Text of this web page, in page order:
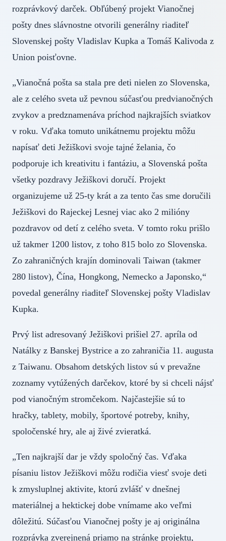
rozprávkový darček. Obľúbený projekt Vianočnej
pošty dnes slávnostne otvorili generálny riaditeľ
Slovenskej pošty Vladislav Kupka a Tomáš Kalivoda z
Union poisťovne.
„Vianočná pošta sa stala pre deti nielen zo Slovenska,
ale z celého sveta už pevnou súčasťou predvianočných
zvykov a predznamenáva príchod najkrajších sviatkov
v roku. Vďaka tomuto unikátnemu projektu môžu
napísať deti Ježiškovi svoje tajné želania, čo
podporuje ich kreativitu i fantáziu, a Slovenská pošta
všetky pozdravy Ježiškovi doručí. Projekt
organizujeme už 25-ty krát a za tento čas sme doručili
Ježiškovi do Rajeckej Lesnej viac ako 2 milióny
pozdravov od detí z celého sveta. V tomto roku prišlo
už takmer 1200 listov, z toho 815 bolo zo Slovenska.
Zo zahraničných krajín dominovali Taiwan (takmer
280 listov), Čína, Hongkong, Nemecko a Japonsko,“
povedal generálny riaditeľ Slovenskej pošty Vladislav
Kupka.
Prvý list adresovaný Ježiškovi prišiel 27. apríla od
Natálky z Banskej Bystrice a zo zahraničia 11. augusta
z Taiwanu. Obsahom detských listov sú v prevažne
zoznamy vytúžených darčekov, ktoré by si chceli nájsť
pod vianočným stromčekom. Najčastejšie sú to
hračky, tablety, mobily, športové potreby, knihy,
spoločenské hry, ale aj živé zvieratká.
„Ten najkrajší dar je vždy spoločný čas. Vďaka
písaniu listov Ježiškovi môžu rodičia viesť svoje deti
k zmysluplnej aktivite, ktorú zvlášť v dnešnej
materiálnej a hektickej dobe vnímame ako veľmi
dôležitú. Súčasťou Vianočnej pošty je aj originálna
rozprávka zverejnená priamo na stránke projektu,